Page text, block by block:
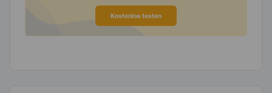
Kostenlos testen